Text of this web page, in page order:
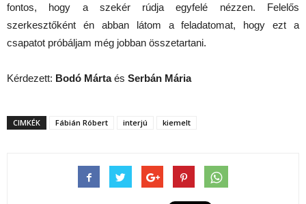
fontos, hogy a szekér rúdja egyfelé nézzen. Felelős
szerkesztőként én abban látom a feladatomat, hogy ezt a
csapatot próbáljam még jobban összetartani.
Kérdezett: Bodó Mártaés Serbán Mária
CIMKÉK Fábián Róbert interjú kiemelt